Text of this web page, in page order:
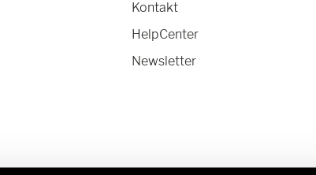
Kontakt
HelpCenter
Newsletter